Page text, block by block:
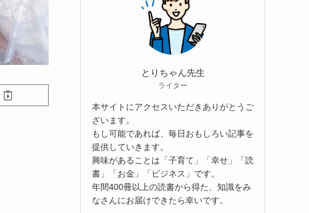
とりちゃん先生
ライター
本サイトにアクセスいただきありがとうご
ざいます。
もし可能であれば、毎日おもしろい記事を
提供していきます。
興味があることは「子育て」「幸せ」「読
書」「お金」「ビジネス」です。
年間400冊以上の読書から得た、知識をみ
なさんにお届けできたら幸いです。